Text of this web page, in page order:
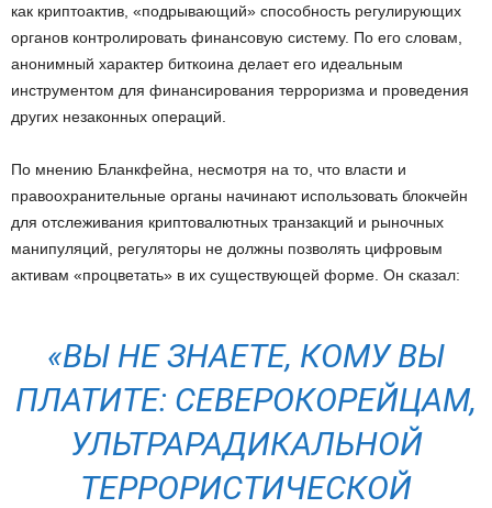
как криптоактив, «подрывающий» способность регулирующих
органов контролировать финансовую систему. По его словам,
анонимный характер биткоина делает его идеальным
инструментом для финансирования терроризма и проведения
других незаконных операций.
По мнению Бланкфейна, несмотря на то, что власти и
правоохранительные органы начинают использовать блокчейн
для отслеживания криптовалютных транзакций и рыночных
манипуляций, регуляторы не должны позволять цифровым
активам «процветать» в их существующей форме. Он сказал:
«ВЫ НЕ ЗНАЕТЕ, КОМУ ВЫ
ПЛАТИТЕ: СЕВЕРОКОРЕЙЦАМ,
УЛЬТРАРАДИКАЛЬНОЙ
ТЕРРОРИСТИЧЕСКОЙ